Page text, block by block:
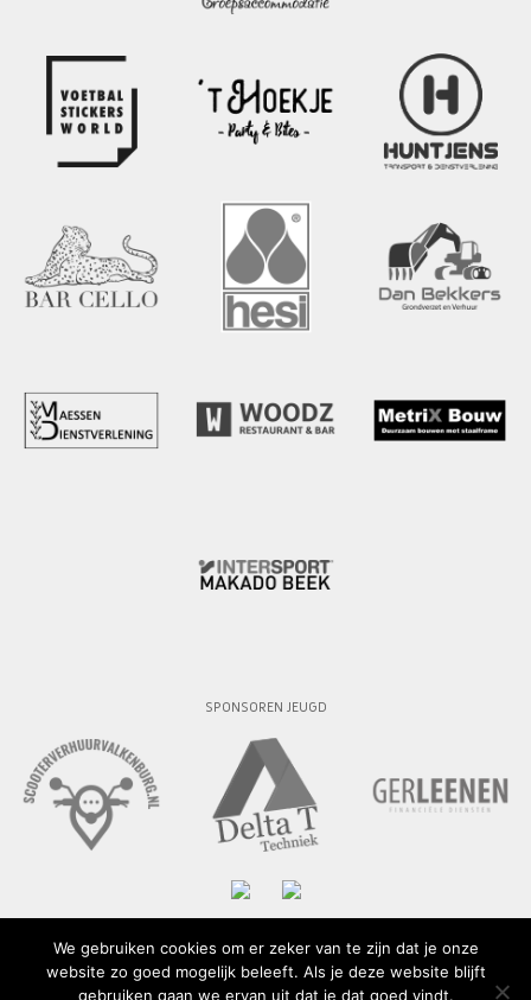
SPONSOREN JEUGD
We gebruiken cookies om er zeker van te zijn dat je onze
website zo goed mogelijk beleeft. Als je deze website blijft
gebruiken gaan we ervan uit dat je dat goed vindt.